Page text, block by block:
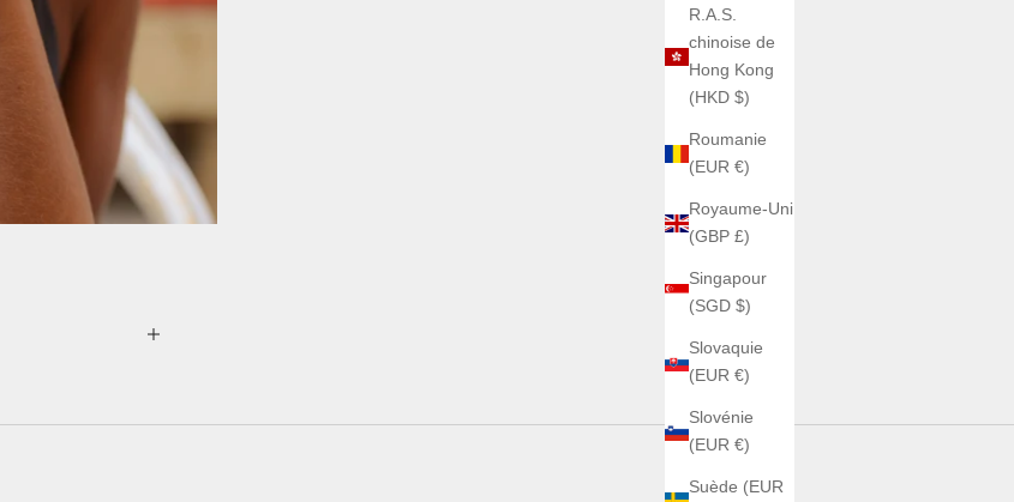
R.A.S.
chinoise de
Hong Kong
(HKD $)
Roumanie
(EUR €)
Royaume-Uni
(GBP £)
Singapour
(SGD $)
Slovaquie
(EUR €)
Slovénie
(EUR €)
Suède (EUR